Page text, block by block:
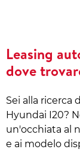
Leasing
dove
Sei alla ricerca
Hyundai I20?
un'occhiata al
e ai modelo